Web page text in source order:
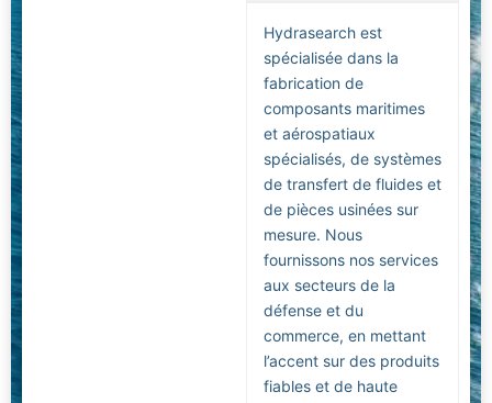
Hydrasearch est
spécialisée dans la
fabrication de
composants maritimes
et aérospatiaux
spécialisés, de systèmes
de transfert de fluides et
de pièces usinées sur
mesure. Nous
fournissons nos services
aux secteurs de la
défense et du
commerce, en mettant
l’accent sur des produits
fiables et de haute